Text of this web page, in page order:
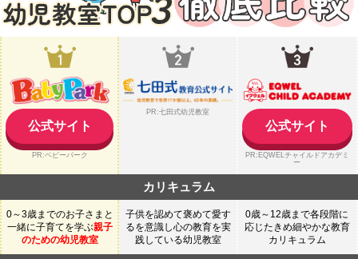
公式サイト
PR:ベビーパーク
PR:七田式幼児教室
公式サイト
PR:EQWELチャイルドアカデミ
ー
カリキュラム
0～3歳までのお子さまと
一緒に子育てを学ぶ親子
のための幼児教室
子供を認めて褒めて愛す
るを意識し心の教育を実
践している幼児教室
0歳～12歳まで各段階に
応じたきめ細やかな教育
カリキュラム